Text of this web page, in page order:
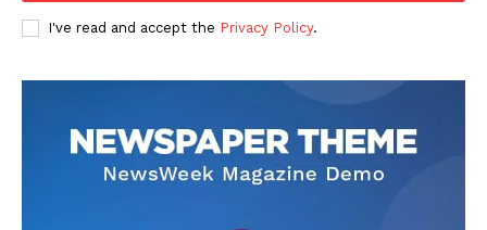
DOWNLOAD NOW
I've read and accept the Privacy Policy.